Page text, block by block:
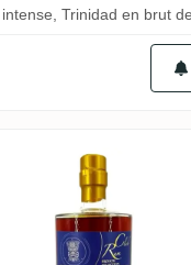
Trinidad en brut
Private